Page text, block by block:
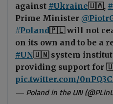
against #Ukraine🇺🇦,
Prime Minister
#Poland🇵🇱 will not
on its own and to be a
#UN🇺🇳 system
providing support for
pic.twitter.com/
— Poland in the UN